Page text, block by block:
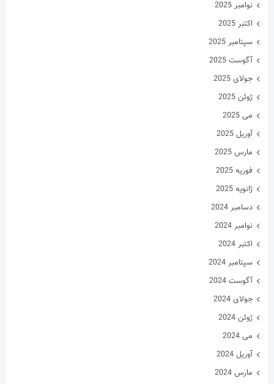
فوریه 2025
ژانویه 2025
دسامبر 2024
نوامبر 2024
اکتبر 2024
سپتامبر 2024
آگوست 2024
جولای 2024
ژوئن 2024
می 2024
آوریل 2024
مارس 2024
فوریه 2024
ژانویه 2024
دسامبر 2023
نوامبر 2023
اکتبر 2023
سپتامبر 2023
آگوست 2023
جولای 2023
ژوئن 2023